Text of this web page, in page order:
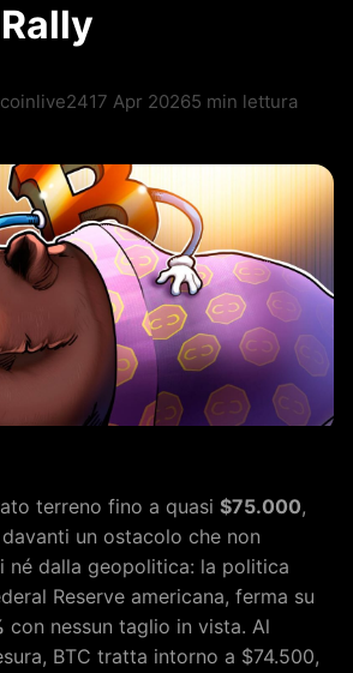
17 Apr 20265 min lettura
terreno fino a quasi $75.000,
un ostacolo che non
né dalla geopolitica: la politica
Reserve americana, ferma su
con nessun taglio in vista. Al
BTC tratta intorno a $74.500,